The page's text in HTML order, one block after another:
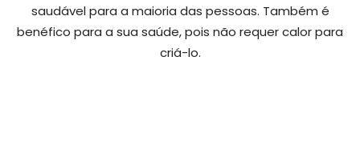
saudável para a maioria das pessoas. Também é
benéfico para a sua saúde, pois não requer calor para
criá-lo.